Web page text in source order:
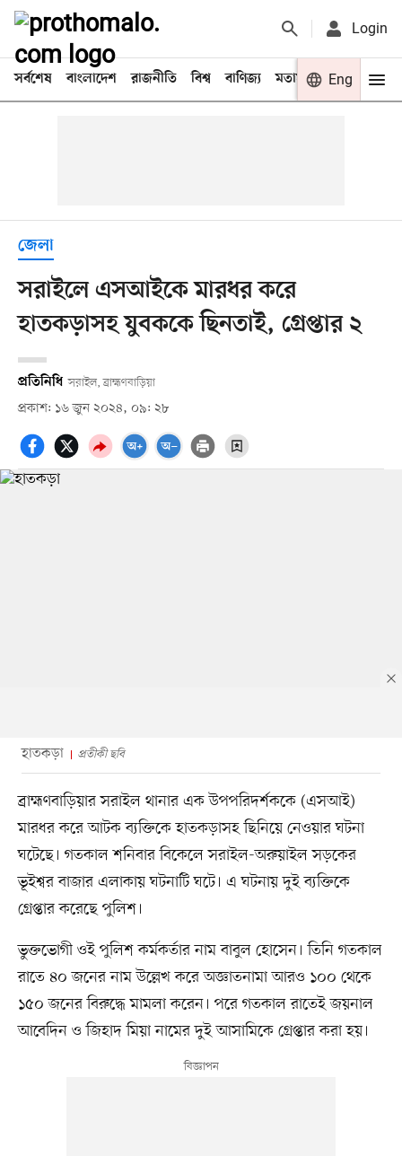
Login
সর্বশেষ বাংলাদেশ রাজনীতি বিশ্ব বাণিজ্য মতামত খেলা
Eng
জেলা
সরাইলে এসআইকে মারধর করে
হাতকড়াসহ যুবককে ছিনতাই, গ্রেপ্তার ২
প্রতিনিধি সরাইল, ব্রাহ্মণবাড়িয়া
প্রকাশ: ১৬ জুন ২০২৪, ০৯: ২৮
হাতকড়া প্রতীকী ছবি
ব্রাহ্মণবাড়িয়ার সরাইল থানার এক উপপরিদর্শককে (এসআই)
মারধর করে আটক ব্যক্তিকে হাতকড়াসহ ছিনিয়ে নেওয়ার ঘটনা
ঘটেছে। গতকাল শনিবার বিকেলে সরাইল-অরুয়াইল সড়কের
ভূইশ্বর বাজার এলাকায় ঘটনাটি ঘটে। এ ঘটনায় দুই ব্যক্তিকে
গ্রেপ্তার করেছে পুলিশ।
ভুক্তভোগী ওই পুলিশ কর্মকর্তার নাম বাবুল হোসেন। তিনি গতকাল
রাতে ৪০ জনের নাম উল্লেখ করে অজ্ঞাতনামা আরও ১০০ থেকে
১৫০ জনের বিরুদ্ধে মামলা করেন। পরে গতকাল রাতেই জয়নাল
আবেদিন ও জিহাদ মিয়া নামের দুই আসামিকে গ্রেপ্তার করা হয়।